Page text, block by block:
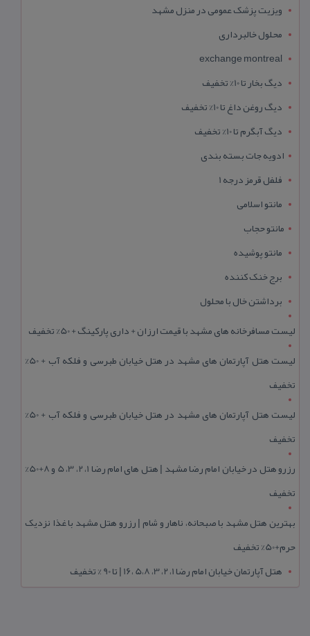
ویزیت پزشک عمومی در منزل مشهد
محلول خالبرداری
exchange montreal
دیگ بخار تا 10% تخفیف
دیگ روغن داغ تا 10% تخفیف
دیگ آبگرم تا 10% تخفیف
ادویه جات بسته بندی
فلفل قرمز درجه 1
مانتو اسلامی
مانتو حجاب
مانتو پوشیده
برج خنک کننده
برداشتن خال با محلول
لیست مسافرخانه های مشهد با قیمت ارزان + داری پارکینگ + 50% تخفیف
لیست هتل آپارتمان های مشهد در هتل خیابان طبرسی و فلکه آب + 50%
تخفیف
لیست هتل آپارتمان های مشهد در هتل خیابان طبرسی و فلکه آب + 50%
تخفیف
رزرو هتل در خیابان امام رضا مشهد | هتل‌ های امام رضا 1، 2، 3، 5 و 8+50%
تخفیف
بهترین هتل مشهد با صبحانه، ناهار و شام | رزرو هتل مشهد با غذا نزدیک
حرم+50% تخفیف
هتل آپارتمان خیابان امام رضا 1، 2، 3، 5،8 ،16 | تا 90 % تخفیف